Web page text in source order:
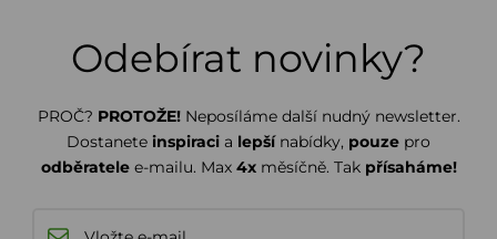
Odebírat novinky?
PROČ? PROTOŽE! Neposíláme další nudný newsletter.
Dostanete inspiraci a lepšínabídky, pouze pro
odběratelee-mailu. Max 4xměsíčně. Tak přísaháme!